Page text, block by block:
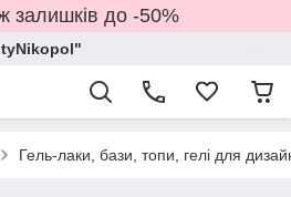
залишків до -50%
Гель-лаки, бази, топи, гелі для